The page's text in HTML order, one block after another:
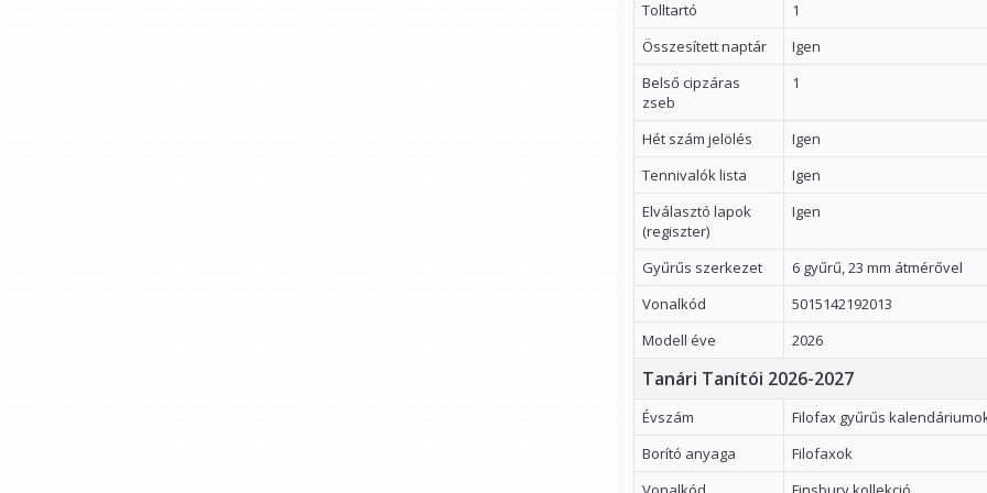
Tolltartó
1
Összesített naptár
Igen
Belső cipzáras
zseb
1
Hét szám jelölés
Igen
Tennivalók lista
Igen
Elválasztó lapok
(regiszter)
Igen
Gyűrűs szerkezet
6 gyűrű, 23 mm átmérővel
Vonalkód
5015142192013
Modell éve
2026
Tanári Tanítói 2026-2027
Évszám
Filofax gyűrűs
Borító anyaga
Filofaxok